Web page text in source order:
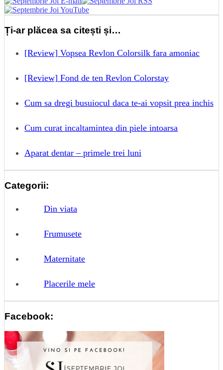
Ți-ar plăcea sa citești și…
[Review] Vopsea Revlon Colorsilk fara amoniac
[Review] Fond de ten Revlon Colorstay
Cum sa dregi busuiocul daca te-ai vopsit prea inchis
Cum curat incaltamintea din piele intoarsa
Aparat dentar – primele trei luni
Categorii:
Din viata
Frumusete
Maternitate
Placerile mele
Facebook: